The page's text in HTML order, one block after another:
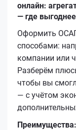
онлайн:
— где
Оформить
способами:
компании или
Разберём
чтобы вы
— с учётом
Преимущества: